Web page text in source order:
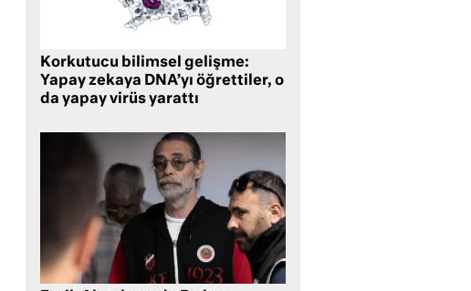
Korkutucu bilimsel gelişme:
Yapay zekaya DNA’yı öğrettiler, o
da yapay virüs yarattı